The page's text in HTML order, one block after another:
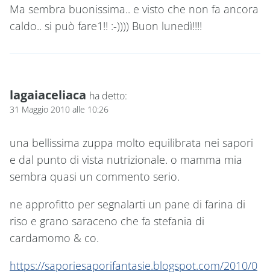
Ma sembra buonissima.. e visto che non fa ancora
caldo.. si può fare1!! :-)))) Buon lunedì!!!!
lagaiaceliaca ha detto:
31 Maggio 2010 alle 10:26
una bellissima zuppa molto equilibrata nei sapori
e dal punto di vista nutrizionale. o mamma mia
sembra quasi un commento serio.
ne approfitto per segnalarti un pane di farina di
riso e grano saraceno che fa stefania di
cardamomo & co.
https://saporiesaporifantasie.blogspot.com/2010/0